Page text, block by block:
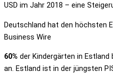
USD im Jahr 2018 – eine
Deutschland hat den höchsten
Business Wire
60% der Kindergärten in
an. Estland ist in der jüngsten